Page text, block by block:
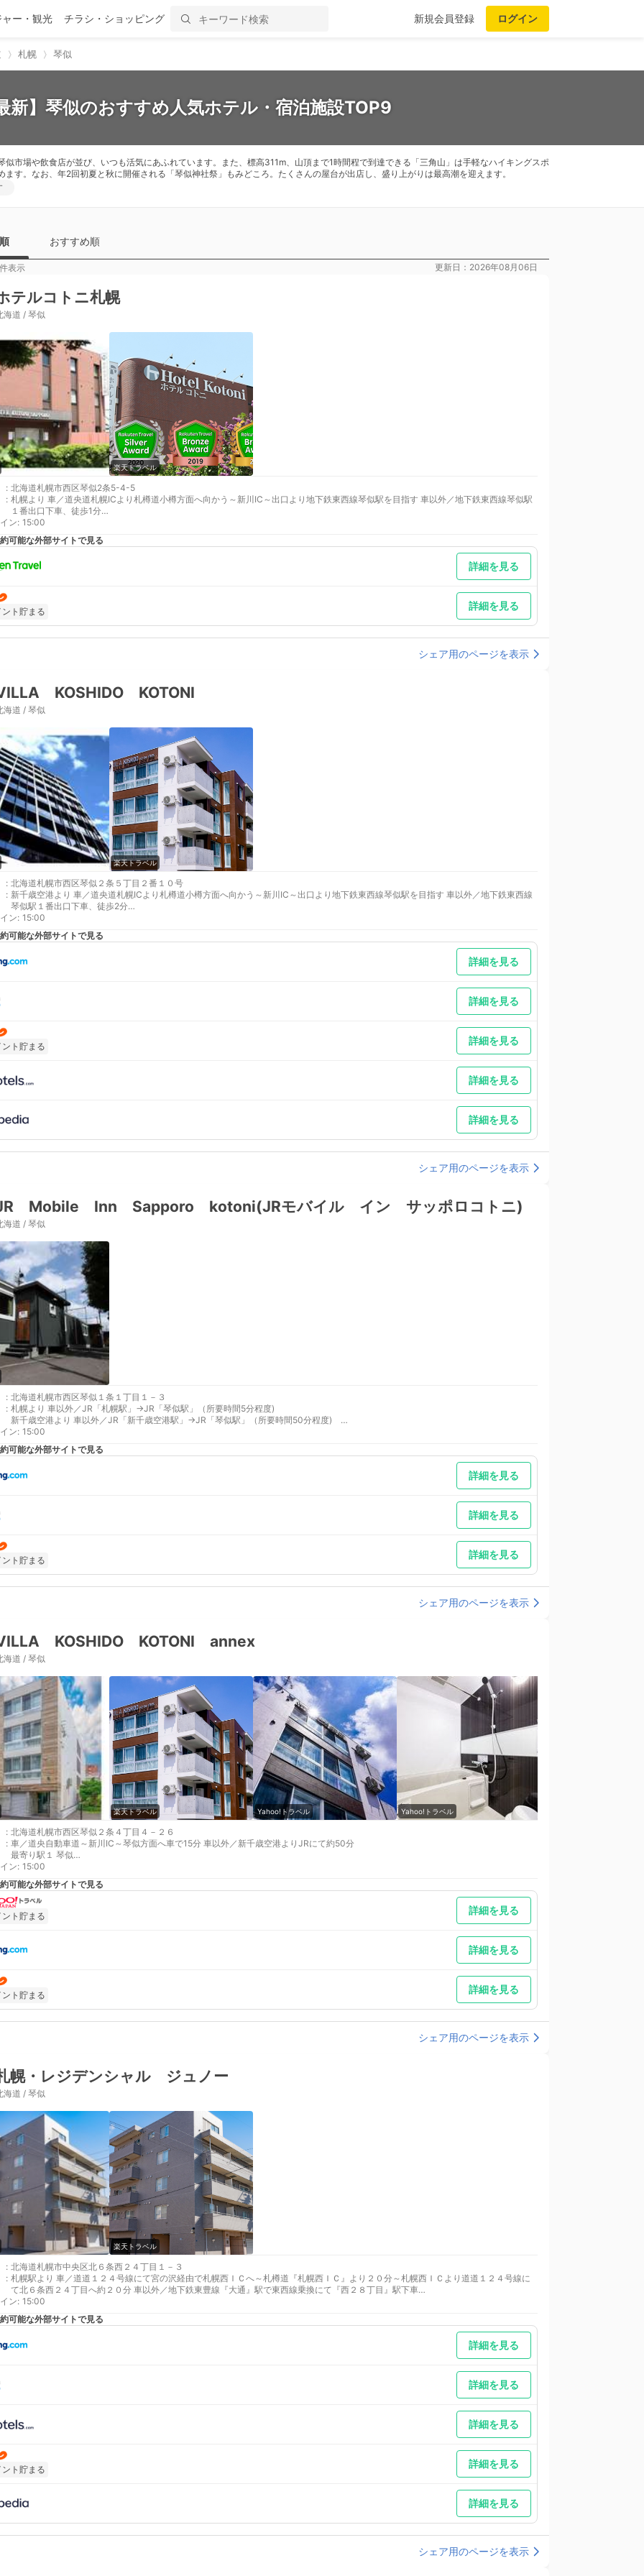
ー・観光 チラシ・ショッピング 新規会員登録 ログイン
札幌 琴似
新】琴似のおすすめ人気ホテル・宿泊施設TOP9
市場や飲食店が並び、いつも活気にあふれています。また、標高311m、山頂まで1時間程で到達できる「三角山」は手軽なハイキングスポ
す。なお、年2回初夏と秋に開催される「琴似神社祭」もみどころ。たくさんの屋台が出店し、盛り上がりは最高潮を迎えます。
おすすめ順
件表示 更新日：2026年08月06日
テルコトニ札幌
海道 / 琴似
楽天トラベル
: 北海道札幌市西区琴似2条5-4-5
: 札幌より 車／道央道札幌ICより札樽道小樽方面へ向かう～新川IC～出口より地下鉄東西線琴似駅を目指す 車以外／地下鉄東西線琴似駅
１番出口下車、徒歩1分
新千歳空港より 車以外／新千歳空港より、JR琴似駅下車。徒歩10分
補足 車／お車が立体駐車場に入庫可能な場合は無料！(先着8台まで)有料駐車場をご利用の際、当日に入出庫がございましたら別途料金
が発生いたします事ご了承くださいませ。
ン: 15:00
可能な外部サイトで見る
詳細を見る
ント貯まる 詳細を見る
シェア用のページを表示
KOSHIDO KOTONI
海道 / 琴似
楽天トラベル
: 北海道札幌市西区琴似２条５丁目２番１０号
: 新千歳空港より 車／道央道札幌ICより札樽道小樽方面へ向かう～新川IC～出口より地下鉄東西線琴似駅を目指す 車以外／地下鉄東西線
琴似駅１番出口下車、徒歩2分
最寄り駅１ 琴似
最寄り駅２ 琴似
ン: 15:00
可能な外部サイトで見る
詳細を見る
詳細を見る
ント貯まる 詳細を見る
詳細を見る
詳細を見る
シェア用のページを表示
Mobile Inn Sapporo kotoni(JRモバイル イン サッポロコトニ)
海道 / 琴似
: 北海道札幌市西区琴似１条１丁目１－３
: 札幌より 車以外／JR「札幌駅」→JR「琴似駅」（所要時間5分程度)
新千歳空港より 車以外／JR「新千歳空港駅」→JR「琴似駅」（所要時間50分程度)
最寄り駅１ 琴似
最寄り駅２ 琴似
ン: 15:00
可能な外部サイトで見る
詳細を見る
詳細を見る
ント貯まる 詳細を見る
シェア用のページを表示
KOSHIDO KOTONI annex
海道 / 琴似
楽天トラベル Yahoo!トラベル Yahoo!トラベル
: 北海道札幌市西区琴似２条４丁目４－２６
: 車／道央自動車道～新川IC～琴似方面へ車で15分 車以外／新千歳空港よりJRにて約50分
最寄り駅１ 琴似
最寄り駅２ 琴似
ン: 15:00
可能な外部サイトで見る
ント貯まる 詳細を見る
詳細を見る
ント貯まる 詳細を見る
シェア用のページを表示
幌・レジデンシャル ジュノー
海道 / 琴似
楽天トラベル
: 北海道札幌市中央区北６条西２４丁目１－３
: 札幌駅より 車／道道１２４号線にて宮の沢経由で札幌西ＩＣへ～札樽道『札幌西ＩＣ』より２０分～札幌西ＩＣより道道１２４号線に
て北６条西２４丁目へ約２０分 車以外／地下鉄東豊線『大通』駅で東西線乗換にて『西２８丁目』駅下車
最寄り駅１ 西２８丁目
補足 車／■駐車場駐車場３台ございます※駐車場ご利用希望の場合は、駐車場付きのお部屋でご予約下さい。駐車場付き以外のお部屋タ
イプでご予約された場合、当日空きがあっても駐車場はご利用いただけません。 車以外／札幌駅南口からタクシーをお勧め。北６条西
ン: 15:00
可能な外部サイトで見る
詳細を見る
詳細を見る
詳細を見る
ント貯まる 詳細を見る
詳細を見る
シェア用のページを表示